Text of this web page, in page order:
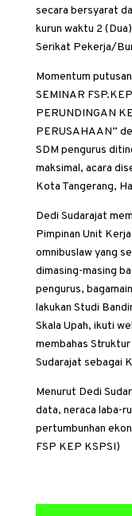
secara bersyarat
kurun waktu 2
Serikat Pekerja/
Momentum
SEMINAR
PERUNDINGAN
PERUSAHAAN”
SDM pengurus
maksimal, acara
Kota Tangerang,
Dedi Sudarajat
Pimpinan Unit
omnibuslaw yang
dimasing-masing
pengurus,
lakukan Studi
Skala Upah, ikuti
membahas
Sudarajat sebagai
Menurut Dedi
data, neraca laba-
pertumbunhan
FSP KEP KSPSI)